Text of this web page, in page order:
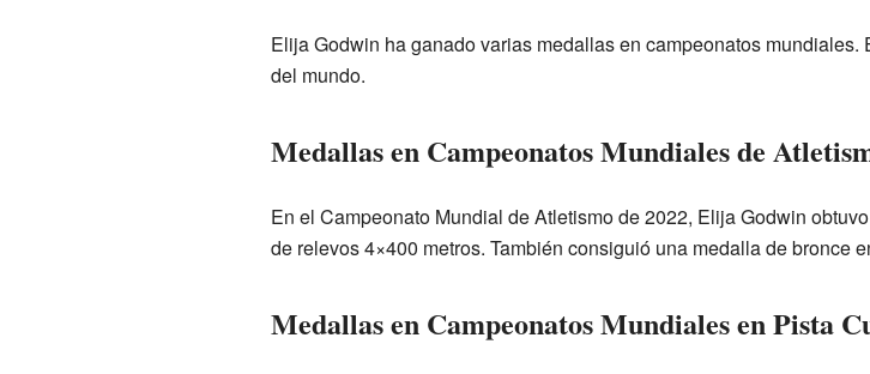
Elija Godwin ha ganado varias medallas en campeonatos
del mundo.
Medallas en Campeonatos Mundiales de
En el Campeonato Mundial de Atletismo de 2022, Elija Godwin
de relevos 4×400 metros. También consiguió una medalla de bronce
Medallas en Campeonatos Mundiales en Pista